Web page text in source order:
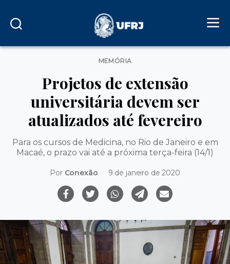
Categorias
MEMÓRIA
Projetos de extensão
universitária devem ser
atualizados até fevereiro
Para os cursos de Medicina, no Rio de Janeiro e em
Macaé, o prazo vai até a próxima terça-feira (14/1)
Por Conexão 9 de janeiro de 2020